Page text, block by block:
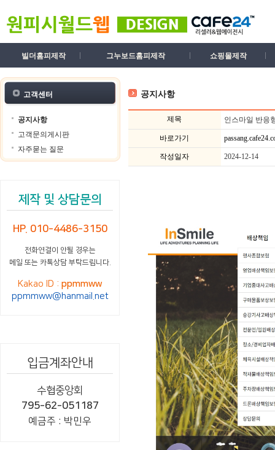
빌더홈피제작 그누보드홈피제작 쇼핑몰제작
고객센터
공지사항
고객문의게시판
자주묻는 질문
제작 및 상담문의
HP. 010-4486-3150
전화연결이 안될 경우는
메일 또는 카톡상담 부탁드립니다.
Kakao ID :ppmmww
ppmmww@hanmail.net
입금계좌안내
수협중앙회
795-62-051187
예금주 : 박민우
공지사항
제목 인스마일 반응
바로가기
작성일자 2024-12-14